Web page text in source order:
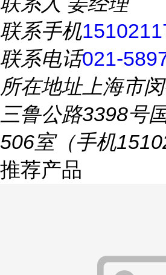
联系手机
联系电话021-
所在地址上海市
三鲁公路3398号
506室（手机
推荐产品